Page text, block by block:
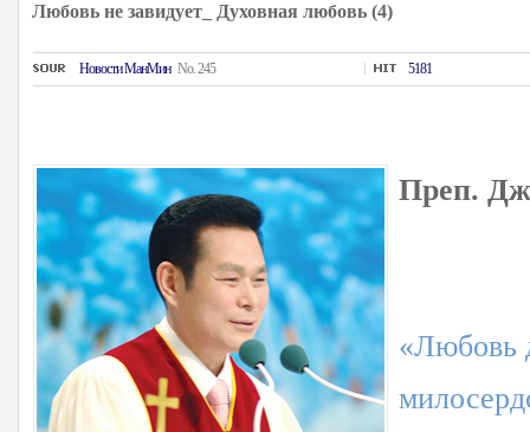
Любовь не завидует_ Духовная любовь (4)
Hовости MанMинNo. 245 5181
Преп.
«Любовь